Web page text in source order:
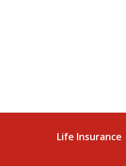
Life Insurance